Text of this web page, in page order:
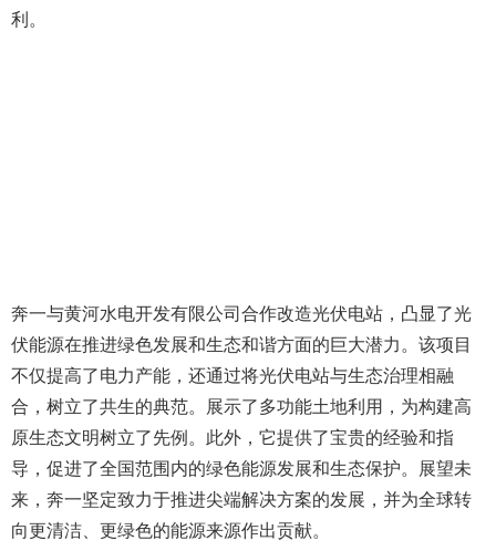
利。
奔一与黄河水电开发有限公司合作改造光伏电站，凸显了光
伏能源在推进绿色发展和生态和谐方面的巨大潜力。该项目
不仅提高了电力产能，还通过将光伏电站与生态治理相融
合，树立了共生的典范。展示了多功能土地利用，为构建高
原生态文明树立了先例。此外，它提供了宝贵的经验和指
导，促进了全国范围内的绿色能源发展和生态保护。展望未
来，奔一坚定致力于推进尖端解决方案的发展，并为全球转
向更清洁、更绿色的能源来源作出贡献。